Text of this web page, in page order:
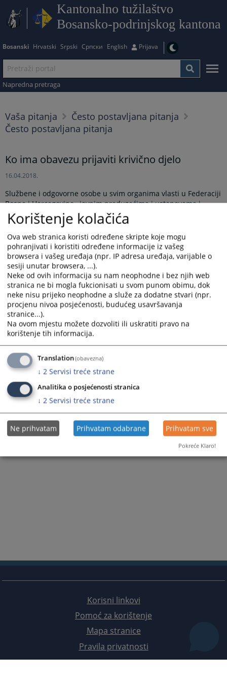
Kantonalno tužilaštvo
Bosansko-podrinjskog kantona
Bosanski Hrvatski Srpski Српски English Prijava
Napredna pretraga
Vaša pitanja
Često postavljana pitanja
Često postavljana pitanja
Ko ima obavezu prijaviti krivično djelo
16.04.2018.
Službene i odgovorne osobe u svim organima vlasti u Federaciji
Bosne i Hercegovine , javnim preduzećima i ustanovama i
drugim pravnim licima obavezne su prijaviti izvršenje krivčnog
djela. Također, zdravstveni radnici, nastavnici, vaspitači,
roditelji, staratelji, usvojitlji, kao i druge osobe koje su ovlaštene
ili dužne da se staraju o odgajanju i vaspitanju maloljetnika,
dužne su da obavijeste nadležno ministarstvo unutrašnjih
poslova ili tužioca o sumnji da je maloljetna osoba žrtva
seksualnog, fizičkog ili nekog drugog zlostavljanja. Pored toga,
svaki građanin ima pravo prijaviti izvšrenje krivičnog djela. U
određenim slučajevima neprijavljivanje krivičnog djela
prestavlja krivično djelo.
Prikazana vijest je na: Bosanski jezik
182
Korisni linkovi
Pomoć za korištenje
Mapa stranice
Pravila privatnosti
Korištenje kolačića
Ova web stranica koristi određene skripte koje mogu
pohranjivati i koristiti određene informacije iz vašeg
browsera i vašeg uređaja (npr. IP adresa uređaja, varijable o
sesiji unutar browsera, ...).
Neke od ovih informacija su nam neophodne i bez njih web
stranica ne bi mogla fukcionisati u svom punom obimu, dok
neke nisu prijeko neophodne a služe za dodatne stvari (npr.
procjenu nivoa posjećenosti, budućeg usavršavanja
stranice...).
Na ovom mjestu možete dozvoliti ili uskratiti pravo na
korištenje tih informacija.
Translation(obavezna)
↓ 2 Servisi treće strane
Analitika o posjećenosti stranica
↓ 2 Servisi treće strane
Ne prihvatam Prihvatam odabrane Prihvatam sve
Pokreće Klaro!